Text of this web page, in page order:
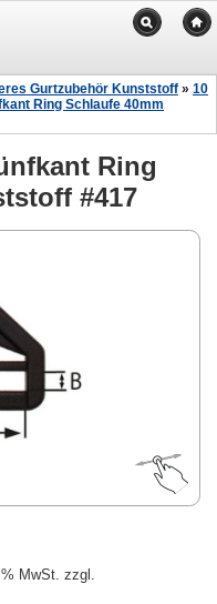
Gurtzubehör Kunststoff » 10
Ring Schlaufe 40mm
Ring
#417
MwSt. zzgl.